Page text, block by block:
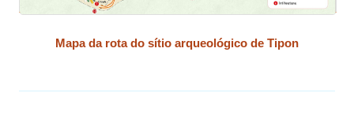
Mapa da rota do sítio arqueológico de Tipon